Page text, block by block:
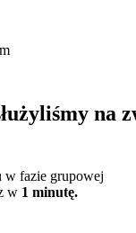
na
w fazie grupowej
w 1 minutę.